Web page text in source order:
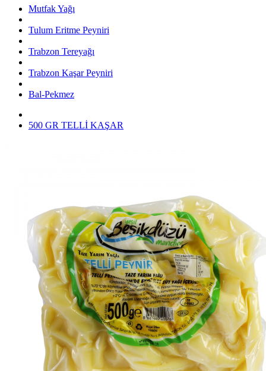
Mutfak Yağı
Tulum Eritme Peyniri
Trabzon Tereyağı
Trabzon Kaşar Peyniri
Bal-Pekmez
500 GR TELLİ KAŞAR